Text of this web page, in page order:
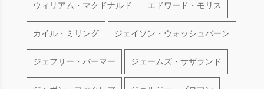
ウィリアム・マクドナルド エドワード・モリス
カイル・ミリング ジェイソン・ウォッシュバーン
ジェフリー・パーマー ジェームズ・サザランド